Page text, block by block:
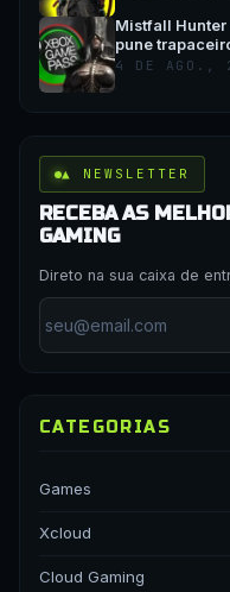
Mistfall Hunter
pune
4 DE AGO.,
▲ NEWSLETTER
RECEBA AS
GAMING
Direto na sua caixa de
CATEGORIAS
Games
Xcloud
Cloud Gaming